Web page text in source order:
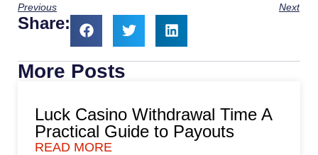
Previous Next
Share:
More Posts
Luck Casino Withdrawal Time A
Practical Guide to Payouts
READ MORE